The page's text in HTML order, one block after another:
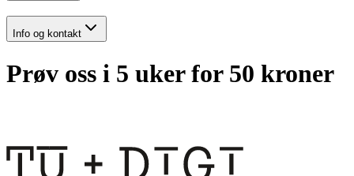
Info og kontakt
Prøv oss i 5 uker for 50 kroner